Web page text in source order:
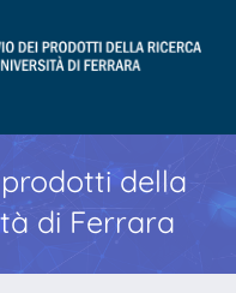
della
di Ferrara